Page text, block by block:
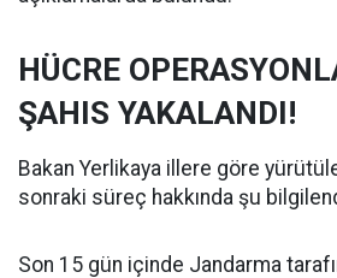
HÜCRE
ŞAHIS YAKALANDI!
Bakan Yerlikaya illere göre
sonraki süreç hakkında şu
Son 15 gün içinde Jandarma